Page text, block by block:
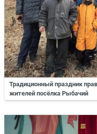
Традиционный праздник
жителей посёлка Рыбачий